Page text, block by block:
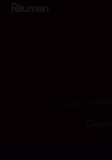
Räumen